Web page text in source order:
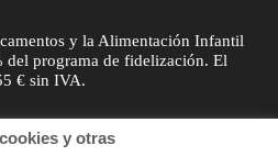
y la Alimentación Infantil
programa de fidelización. El
€ sin IVA.
y otras